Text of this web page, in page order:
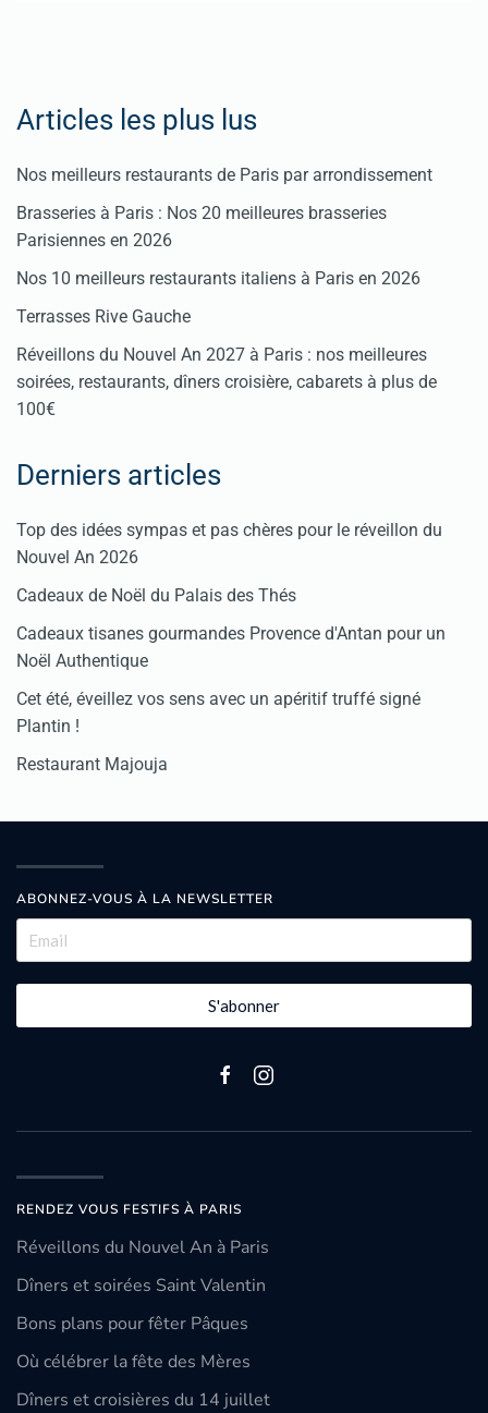
Articles les plus lus
Nos meilleurs restaurants de Paris par arrondissement
Brasseries à Paris : Nos 20 meilleures brasseries
Parisiennes en 2026
Nos 10 meilleurs restaurants italiens à Paris en 2026
Terrasses Rive Gauche
Réveillons du Nouvel An 2027 à Paris : nos meilleures
soirées, restaurants, dîners croisière, cabarets à plus de
100€
Derniers articles
Top des idées sympas et pas chères pour le réveillon du
Nouvel An 2026
Cadeaux de Noël du Palais des Thés
Cadeaux tisanes gourmandes Provence d'Antan pour un
Noël Authentique
Cet été, éveillez vos sens avec un apéritif truffé signé
Plantin !
Restaurant Majouja
ABONNEZ-VOUS À LA NEWSLETTER
S'abonner
RENDEZ VOUS FESTIFS À PARIS
Réveillons du Nouvel An à Paris
Dîners et soirées Saint Valentin
Bons plans pour fêter Pâques
Où célébrer la fête des Mères
Dîners et croisières du 14 juillet